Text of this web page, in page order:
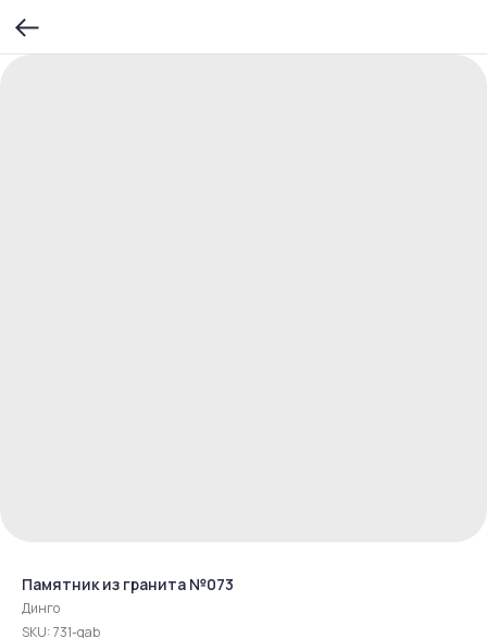
Памятник из гранита №073
Динго
SKU:731-gab